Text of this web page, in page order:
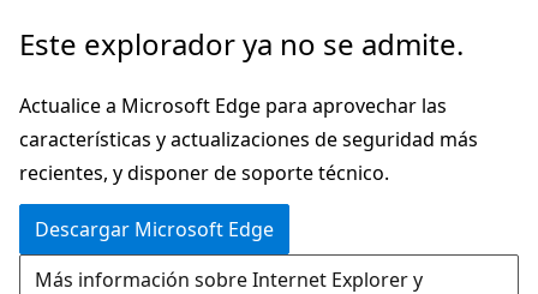
Ir
contenido
principal
Este explorador ya no se admite.
Actualice a Microsoft Edge para aprovechar las
características y actualizaciones de seguridad más
recientes, y disponer de soporte técnico.
Descargar Microsoft Edge
Más información sobre Internet Explorer y